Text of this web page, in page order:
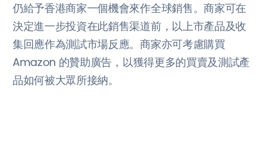
仍給予香港商家一個機會來作全球銷售。商家可在
決定進一步投資在此銷售渠道前，以上市產品及收
集回應作為測試市場反應。商家亦可考慮購買
Amazon 的贊助廣告，以獲得更多的買賣及測試產
品如何被大眾所接納。